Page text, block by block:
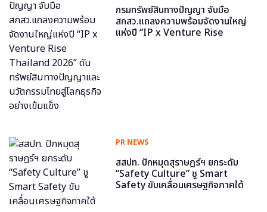
กรมทรัพย์สินทางปัญญา จับมือ
สกสว.แถลงความพร้อมจัดงานใหญ่
แห่งปี “IP x Venture Rise
PR NEWS
สสปท. ปักหมุดสุราษฎร์ฯ ยกระดับ
“Safety Culture” ชู Smart
Safety ขับเคลื่อนเศรษฐกิจภาคใต้